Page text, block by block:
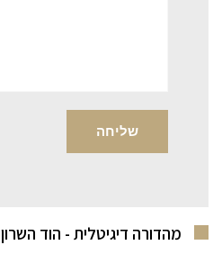
מהדורה דיגיטלית - הוד השרון